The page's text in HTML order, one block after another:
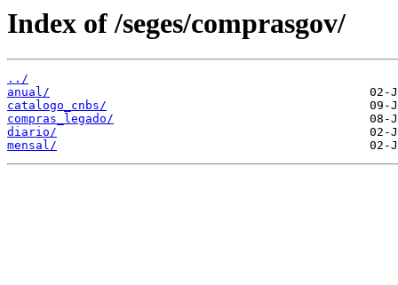
Index of /seges/comprasgov/
../
anual/
catalogo_cnbs/
compras_legado/
diario/
mensal/